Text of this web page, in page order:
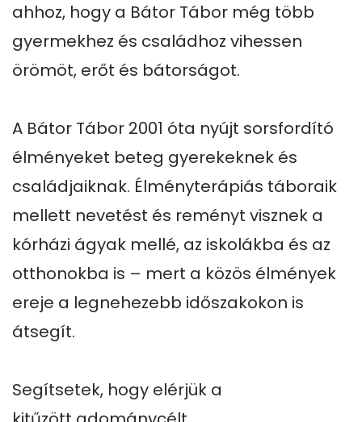
ahhoz, hogy a Bátor Tábor még több
gyermekhez és családhoz vihessen
örömöt, erőt és bátorságot.
A Bátor Tábor 2001 óta nyújt sorsfordító
élményeket beteg gyerekeknek és
családjaiknak. Élményterápiás táboraik
mellett nevetést és reményt visznek a
kórházi ágyak mellé, az iskolákba és az
otthonokba is – mert a közös élmények
ereje a legnehezebb időszakokon is
átsegít.
Segítsetek, hogy elérjük a